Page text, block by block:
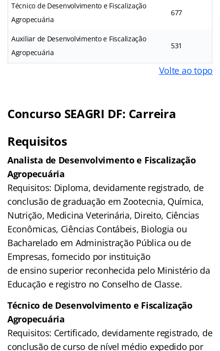
Técnico de Desenvolvimento e Fiscalização
Agropecuária
677
Auxiliar de Desenvolvimento e Fiscalização
Agropecuária
531
Volte ao topo
Concurso SEAGRI DF: Carreira
Requisitos
Analista de Desenvolvimento e Fiscalização
Agropecuária
Requisitos: Diploma, devidamente registrado, de
conclusão de graduação em Zootecnia, Química,
Nutrição, Medicina Veterinária, Direito, Ciências
Econômicas, Ciências Contábeis, Biologia ou
Bacharelado em Administração Pública ou de
Empresas, fornecido por instituição
de ensino superior reconhecida pelo Ministério da
Educação e registro no Conselho de Classe.
Técnico de Desenvolvimento e Fiscalização
Agropecuária
Requisitos: Certificado, devidamente registrado, de
conclusão de curso de nível médio expedido por